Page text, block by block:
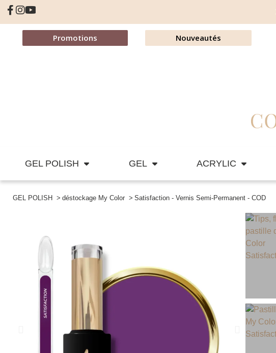
Promotions Nouveautés
GEL POLISH GEL ACRYLIC
GEL POLISH déstockage My Color Satisfaction - Vernis Semi-Permanent - COD